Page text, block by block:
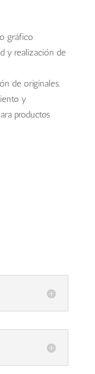
gráfico
y realización de
de originales.
y
productos